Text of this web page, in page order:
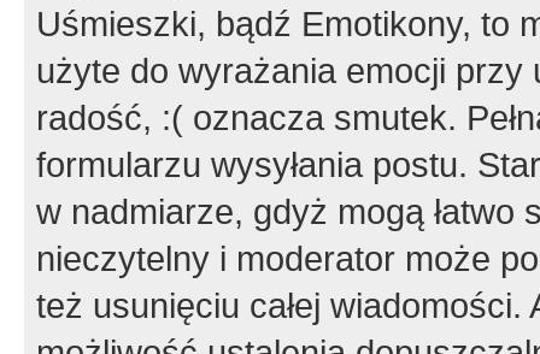
Uśmieszki, bądź Emotikony, to
użyte do wyrażania emocji
radość, :( oznacza smutek.
formularzu wysyłania postu.
w nadmiarze, gdyż mogą
nieczytelny i moderator może
też usunięciu całej